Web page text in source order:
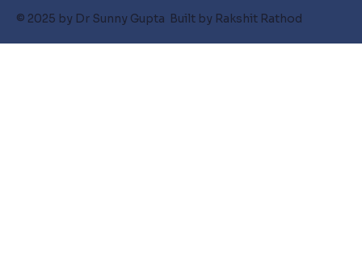
© 2025 by Dr Sunny Gupta Built by Rakshit Rathod